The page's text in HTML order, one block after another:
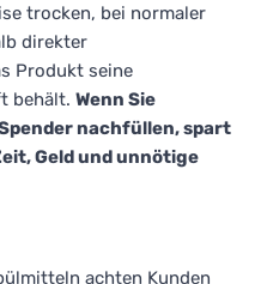
trocken, bei normaler
direkter
Produkt seine
behält. Wenn Sie
nachfüllen, spart
Geld und unnötige
achten Kunden